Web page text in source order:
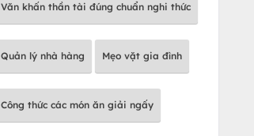
Văn khấn thần tài đúng chuẩn nghi thức
Quản lý nhà hàng Mẹo vặt gia đình
Công thức các món ăn giải ngấy